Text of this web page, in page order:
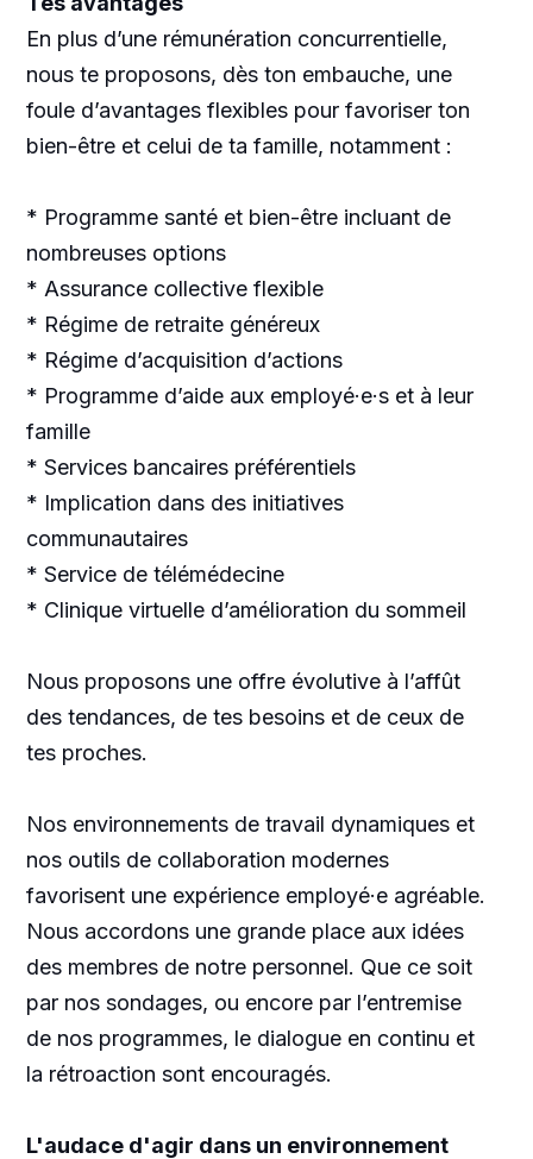
En plus d’une rémunération concurrentielle,
nous te proposons, dès ton embauche, une
foule d’avantages flexibles pour favoriser ton
bien-être et celui de ta famille, notamment :
* Programme santé et bien-être incluant de
nombreuses options
* Assurance collective flexible
* Régime de retraite généreux
* Régime d’acquisition d’actions
* Programme d’aide aux employé·e·s et à leur
famille
* Services bancaires préférentiels
* Implication dans des initiatives
communautaires
* Service de télémédecine
* Clinique virtuelle d’amélioration du sommeil
Nous proposons une offre évolutive à l’affût
des tendances, de tes besoins et de ceux de
tes proches.
Nos environnements de travail dynamiques et
nos outils de collaboration modernes
favorisent une expérience employé·e agréable.
Nous accordons une grande place aux idées
des membres de notre personnel. Que ce soit
par nos sondages, ou encore par l’entremise
de nos programmes, le dialogue en continu et
la rétroaction sont encouragés.
L'audace d'agir dans un environnement